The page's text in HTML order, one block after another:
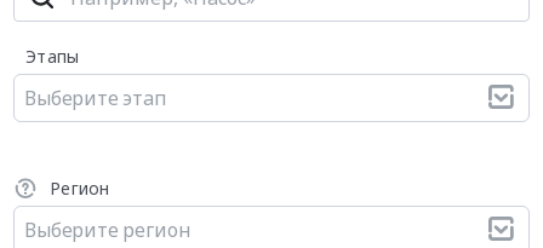
Этапы
Выберите этап
Регион
Выберите регион